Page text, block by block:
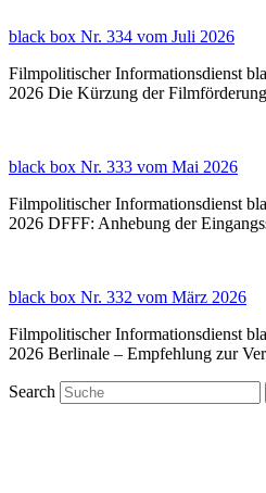
black box Nr. 334 vom Juli 2026
Filmpolitischer Informationsdienst
2026 Die Kürzung der
black box Nr. 333 vom Mai 2026
Filmpolitischer Informationsdienst
2026 DFFF: Anhebung der
black box Nr. 332 vom März 2026
Filmpolitischer Informationsdienst
2026 Berlinale – Empfehlung zur
Search